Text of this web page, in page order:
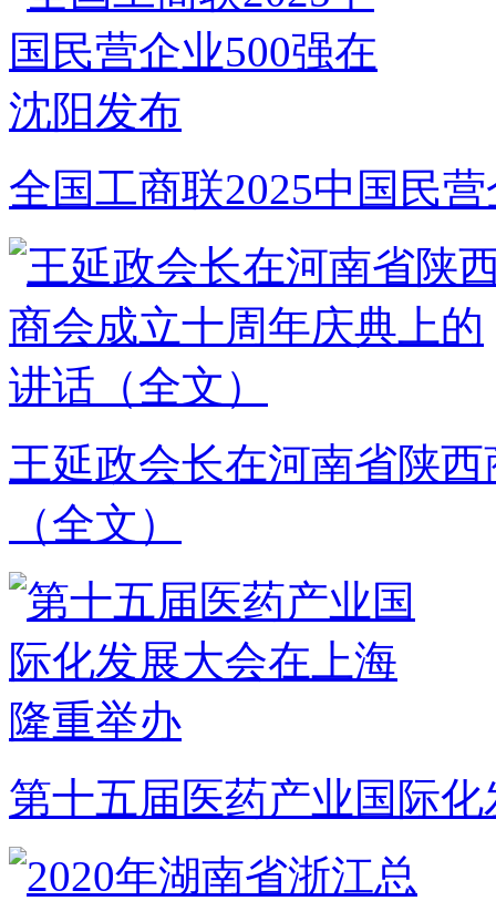
全国工商联2025中国民
王延政会长在河南省陕
（全文）
第十五届医药产业国际